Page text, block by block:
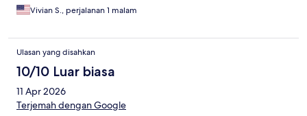
Vivian S., perjalanan 1 malam
Ulasan yang disahkan
10/10 Luar biasa
11 Apr 2026
Terjemah dengan Google